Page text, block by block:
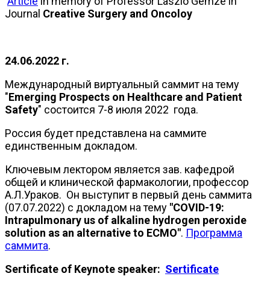
Journal Creative Surgery and Oncoloy
24.06.2022 г.
Международный виртуальный саммит на тему
"Emerging Prospects on Healthcare and Patient
Safety" состоится 7-8 июля 2022 года.
Россия будет представлена на саммите
единственным докладом.
Ключевым лектором является зав. кафедрой
общей и клинической фармакологии, профессор
А.Л.Ураков. Он выступит в первый день саммита
(07.07.2022) с докладом на тему "COVID-19:
Intrapulmonary us of alkaline hydrogen peroxide
solution as an alternative to ECMO". Программа
саммита.
Sertificate of Keynote speaker: Sertificate